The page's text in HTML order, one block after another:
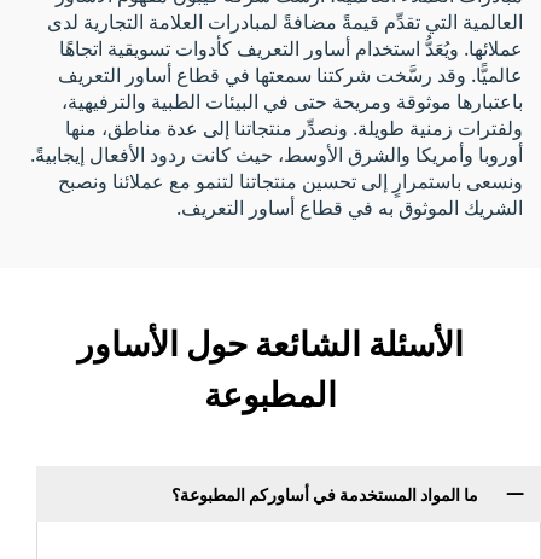
العالمية التي تقدِّم قيمةً مضافةً لمبادرات العلامة التجارية لدى
عملائها. ويُعَدُّ استخدام أساور التعريف كأدوات تسويقية اتجاهًا
عالميًّا. وقد رسَّخت شركتنا سمعتها في قطاع أساور التعريف
باعتبارها موثوقة ومريحة حتى في البيئات الطبية والترفيهية،
ولفترات زمنية طويلة. ونصدِّر منتجاتنا إلى عدة مناطق، منها
أوروبا وأمريكا والشرق الأوسط، حيث كانت ردود الأفعال إيجابيةً.
ونسعى باستمرارٍ إلى تحسين منتجاتنا لتنمو مع عملائنا ونصبح
الشريك الموثوق به في قطاع أساور التعريف.
الأسئلة الشائعة حول الأساور
المطبوعة
ما المواد المستخدمة في أساوركم المطبوعة؟